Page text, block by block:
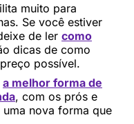
muito para
Se você estiver
de ler como
dicas de como
possível.
a melhor forma de
, com os prós e
nova forma que